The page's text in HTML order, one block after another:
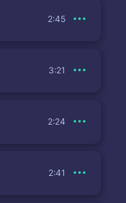
2:45
3:21
2:24
2:41